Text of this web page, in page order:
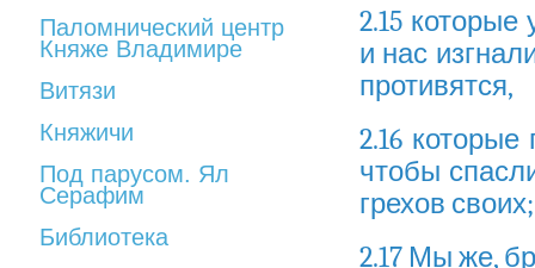
Паломнический центр
Княже Владимире
Витязи
Княжичи
Под парусом. Ял
Серафим
Библиотека
2.15
и нас
противятся,
2.16
чтобы
грехов
2.17 Мы же,